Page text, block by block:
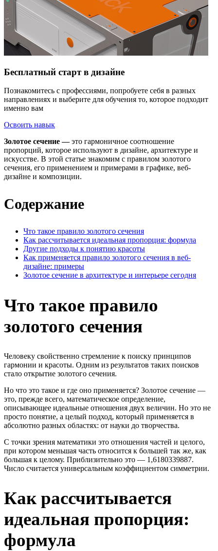
Бесплатный старт в дизайне
Познакомитесь с профессиями, попробуете себя в разных
направлениях и выберите для обучения то, которое подходит
именно вам
Освоить навык
Золотое сечение—это гармоничное соотношение
пропорций, которое используют в дизайне, архитектуре и
искусстве. В этой статье знакомим с правилом золотого
сечения, его применением и примерами в графике, веб-
дизайне и композиции.
Содержание
Что такое правило золотого сечения
Как рассчитывается идеальная пропорция: формула
Другие подходы к понятию красоты
Как применяется правило золотого сечения в веб-
дизайне: примеры
Золотое сечение в архитектуре и интерьере сегодня
Что такое правило
золотого сечения
Человеку свойственно стремление к поиску принципов
гармонии и красоты. Одним из результатов таких поисков
стало открытие золотого сечения.
Но что это такое и где оно применяется? Золотое сечение —
это, прежде всего, математическое определение,
описывающее идеальные отношения двух величин. Но это не
просто понятие, а целый подход, который применяется в
абсолютно разных областях: от науки до творчества.
С точки зрения математики это отношения частей и целого,
при котором меньшая часть относится к большей так же, как
большая к целому. Приблизительно это — 1,6180339887.
Число считается универсальным коэффициентом симметрии.
Как рассчитывается
идеальная пропорция:
формула